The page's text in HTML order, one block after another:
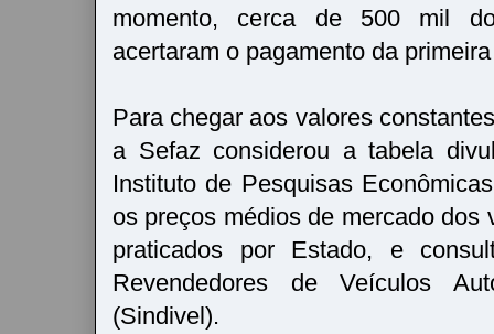
momento, cerca de 500 mil
acertaram o pagamento da
Para chegar aos valores
a Sefaz considerou a tabela
Instituto de Pesquisas
os preços médios de mercado dos
praticados por Estado, e
Revendedores de Veículos
(Sindivel).